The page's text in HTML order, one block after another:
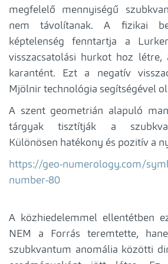
megfelelő mennyiségű
nem távolítanak. A fizikai
képtelenség fenntartja a
visszacsatolási hurkot hoz létre,
karantént. Ezt a negatív
Mjölnir technológia segítségével
A szent geometrián alapuló
tárgyak tisztítják a
Különösen hatékony és pozitív a
https://geo-numerology.com/
number-80
A közhiedelemmel ellentétben
NEM a Forrás teremtette,
szubkvantum anomália közötti